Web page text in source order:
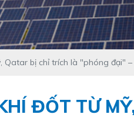
Qatar bị chỉ trích là "phóng đại"
ĐỐT TỪ